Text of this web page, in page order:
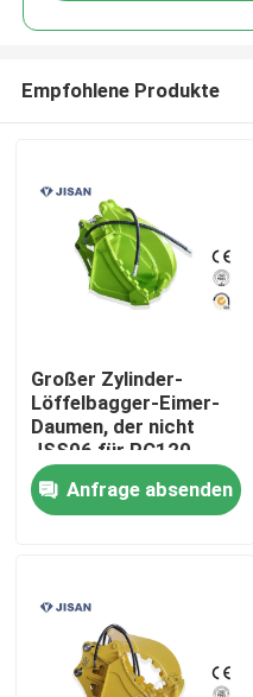
Haus
Produkte
Empfohlene Produkte
Großer Zylinder-
Löffelbagger-Eimer-
Daumen, der nicht
JSS06 für PC120
PC160 dreht
Anfrage absenden